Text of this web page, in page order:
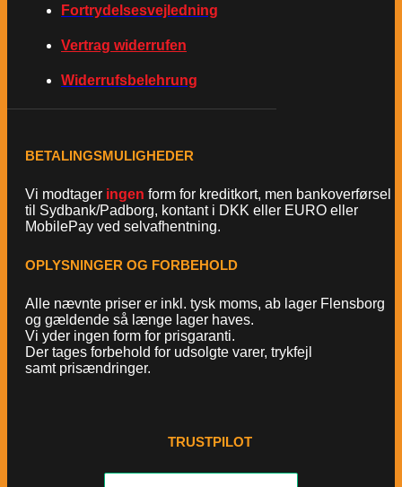
Fortrydelsesvejledning
Vertrag widerrufen
Widerrufsbelehrung
BETALINGSMULIGHEDER
Vi modtager ingen form for kreditkort, men bankoverførsel
til Sydbank/Padborg, kontant i DKK eller EURO eller
MobilePay ved selvafhentning.
OPLYSNINGER OG FORBEHOLD
Alle nævnte priser er inkl. tysk moms, ab lager Flensborg
og gældende så længe lager haves.
Vi yder ingen form for prisgaranti.
Der tages forbehold for udsolgte varer, trykfejl
samt prisændringer.
TRUSTPILOT